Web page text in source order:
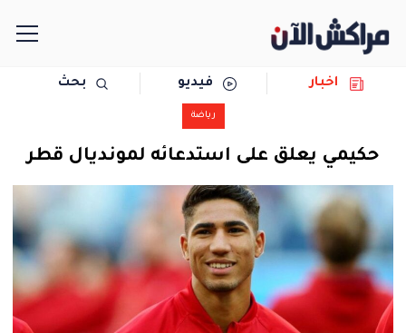
سياسة
رياضة
حوادث
دولية
اخبار فيديو بحث
رياضة
حكيمي يعلق على استدعائه لمونديال قطر